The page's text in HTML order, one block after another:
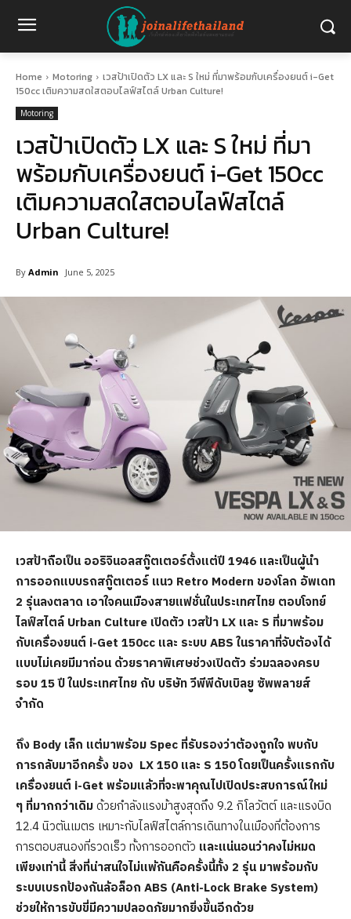
Home Motoring
เวสป้าเปิดตัว LX และ S ใหม่ ที่มาพร้อมกับเครื่องยนต์ i-Get
150cc เติมความสดใสตอบไลฟ์สไตล์ Urban Culture!
Motoring
เวสป้าเปิดตัว LX และ S ใหม่ ที่มา
พร้อมกับเครื่องยนต์ i-Get 150cc
เติมความสดใสตอบไลฟ์สไตล์
Urban Culture!
By Admin June 5, 2025
เวสป้าถือเป็น ออริจินอลสกู๊ตเตอร์ตั้งแต่ปี 1946 และเป็นผู้นำ
การออกแบบรถสกู๊ตเตอร์ แนว Retro Modern ของโลก อัพเดท
2 รุ่นลงตลาด เอาใจคนเมืองสายแฟชั่นในประเทศไทย ตอบโจทย์
ไลฟ์สไตล์ Urban Culture เปิดตัว เวสป้า LX และ S ที่มาพร้อม
กับเครื่องยนต์ i-Get 150cc และ ระบบ ABS ในราคาที่จับต้องได้
แบบไม่เคยมีมาก่อน ด้วยราคาพิเศษช่วงเปิดตัว ร่วมฉลองครบ
รอบ 15 ปี ในประเทศไทย กับ บริษัท วีพีพีดับเบิลยู ซัพพลายส์
จำกัด
ถึง Body เล็ก แต่มาพร้อม Spec ที่รับรองว่าต้องถูกใจ พบกับ
การกลับมาอีกครั้ง ของ LX 150 และ S 150 โดยเป็นครั้งแรกกับ
เครื่องยนต์ i-Get พร้อมแล้วที่จะพาคุณไปเปิดประสบการณ์ใหม่
ๆ ที่มากกว่าเดิมด้วยกำลังแรงม้าสูงสุดถึง 9.2 กิโลวัตต์ และแรงบิด
12.4 นิวตันเมตร เหมาะกับไลฟ์สไตล์การเดินทางในเมืองที่ต้องการ
การตอบสนองที่รวดเร็ว ทั้งการออกตัว และแน่นอนว่าคงไม่หมด
เพียงเท่านี้ สิ่งที่น่าสนใจไม่แพ้กันคือครั้งนี้ทั้ง 2 รุ่น มาพร้อมกับ
ระบบเบรกป้องกันล้อล็อก ABS (Anti-Lock Brake System)
ช่วยให้การขับขี่มีความปลอดภัยมากยิ่งขึ้นอีกด้วย